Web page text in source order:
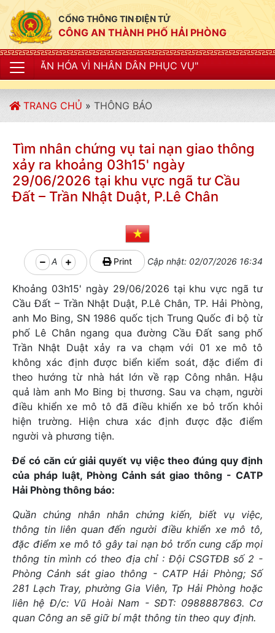
CỔNG THÔNG TIN ĐIỆN TỬ
CÔNG AN THÀNH PHỐ HẢI PHÒNG
VÌ NHÂN DÂN PHỤC VỤ"
TRANG CHỦ » THÔNG BÁO
Tìm nhân chứng vụ tai nạn giao thông
xảy ra khoảng 03h15' ngày
29/06/2026 tại khu vực ngã tư Cầu
Đất – Trần Nhật Duật, P.Lê Chân
A Print Cập nhật: 02/07/2026 16:34
Khoảng 03h15' ngày 29/06/2026 tại khu vực ngã tư
Cầu Đất – Trần Nhật Duật, P.Lê Chân, TP. Hải Phòng,
anh Mo Bing, SN 1986 quốc tịch Trung Quốc đi bộ từ
phố Lê Chân ngang qua đường Cầu Đất sang phố
Trần Nhật Duật xảy ra va chạm với 01 xe mô tô
không xác định được biển kiểm soát, đặc điểm đi
theo hướng từ nhà hát lớn về rạp Công nhân. Hậu
quả làm anh Mo Bing bị thương. Sau va chạm, người
điều khiển xe mô tô đã điều khiển xe bỏ trốn khỏi
hiện trường. Hiện chưa xác định được đặc điểm
người và phương tiện.
Để có căn cứ giải quyết vụ việc theo đúng quy định
của pháp luật, Phòng Cảnh sát giao thông - CATP
Hải Phòng thông báo:
Quần chúng nhân nhân chứng kiến, biết vụ việc,
thông tin liên quan đến người điều khiển xe mô tô,
đặc điểm xe mô tô gây tai nạn bỏ trốn cung cấp mọi
thông tin mình có theo địa chỉ : Đội CSGTĐB số 2 -
Phòng Cảnh sát giao thông - CATP Hải Phòng; Số
281 Lạch Tray, phường Gia Viên, Tp Hải Phòng hoặc
liên hệ Đ/c: Vũ Hoài Nam - SĐT: 0988887863. Cơ
quan Công an sẽ giữ bí mật thông tin theo quy định.